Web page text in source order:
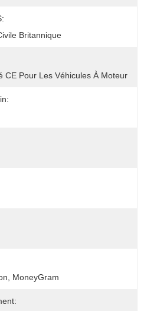
Britannique
CE Pour Les Véhicules À Moteur
MoneyGram